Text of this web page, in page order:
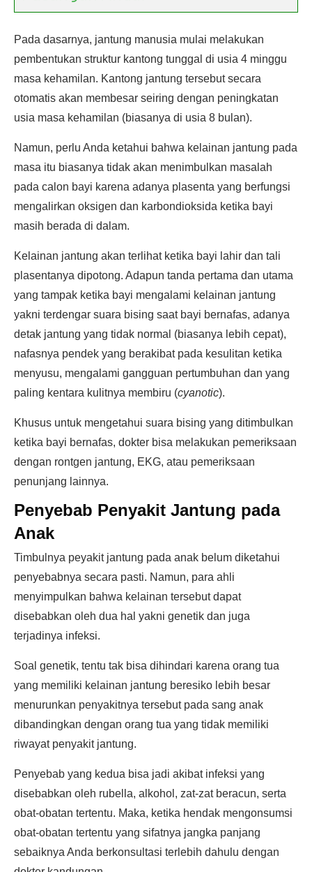
Pada dasarnya, jantung manusia mulai melakukan
pembentukan struktur kantong tunggal di usia 4 minggu
masa kehamilan. Kantong jantung tersebut secara
otomatis akan membesar seiring dengan peningkatan
usia masa kehamilan (biasanya di usia 8 bulan).
Namun, perlu Anda ketahui bahwa kelainan jantung pada
masa itu biasanya tidak akan menimbulkan masalah
pada calon bayi karena adanya plasenta yang berfungsi
mengalirkan oksigen dan karbondioksida ketika bayi
masih berada di dalam.
Kelainan jantung akan terlihat ketika bayi lahir dan tali
plasentanya dipotong. Adapun tanda pertama dan utama
yang tampak ketika bayi mengalami kelainan jantung
yakni terdengar suara bising saat bayi bernafas, adanya
detak jantung yang tidak normal (biasanya lebih cepat),
nafasnya pendek yang berakibat pada kesulitan ketika
menyusu, mengalami gangguan pertumbuhan dan yang
paling kentara kulitnya membiru (cyanotic).
Khusus untuk mengetahui suara bising yang ditimbulkan
ketika bayi bernafas, dokter bisa melakukan pemeriksaan
dengan rontgen jantung, EKG, atau pemeriksaan
penunjang lainnya.
Penyebab Penyakit Jantung pada
Anak
Timbulnya peyakit jantung pada anak belum diketahui
penyebabnya secara pasti. Namun, para ahli
menyimpulkan bahwa kelainan tersebut dapat
disebabkan oleh dua hal yakni genetik dan juga
terjadinya infeksi.
Soal genetik, tentu tak bisa dihindari karena orang tua
yang memiliki kelainan jantung beresiko lebih besar
menurunkan penyakitnya tersebut pada sang anak
dibandingkan dengan orang tua yang tidak memiliki
riwayat penyakit jantung.
Penyebab yang kedua bisa jadi akibat infeksi yang
disebabkan oleh rubella, alkohol, zat-zat beracun, serta
obat-obatan tertentu. Maka, ketika hendak mengonsumsi
obat-obatan tertentu yang sifatnya jangka panjang
sebaiknya Anda berkonsultasi terlebih dahulu dengan